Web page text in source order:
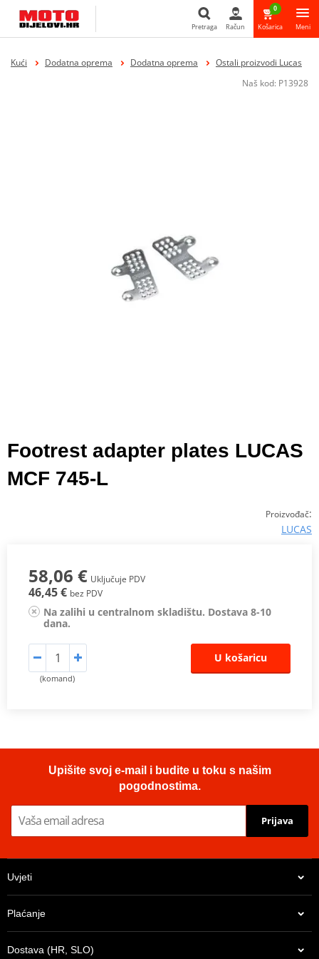
Pretraga
Pretraga Račun
0
Košarica Meni
Kući Dodatna oprema Dodatna oprema
Ostali proizvodi Lucas
Naš kod: P13928
Footrest adapter plates LUCAS
MCF 745-L
Proizvođač:
LUCAS
58,06 € Uključuje PDV
46,45 € bez PDV
Na zalihi u centralnom skladištu. Dostava 8-10
dana.
(komand)
U košaricu
Upišite svoj e-mail i budite u toku s našim
pogodnostima.
Prijava
Uvjeti
Plaćanje
Dostava (HR, SLO)